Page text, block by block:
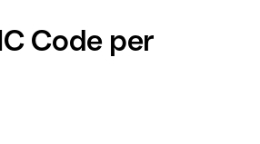
Code per